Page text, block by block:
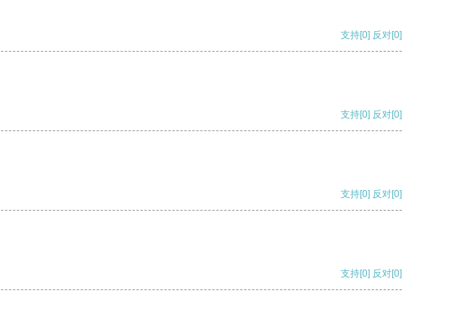
支持[0] 反对[0]
支持[0] 反对[0]
支持[0] 反对[0]
支持[0] 反对[0]